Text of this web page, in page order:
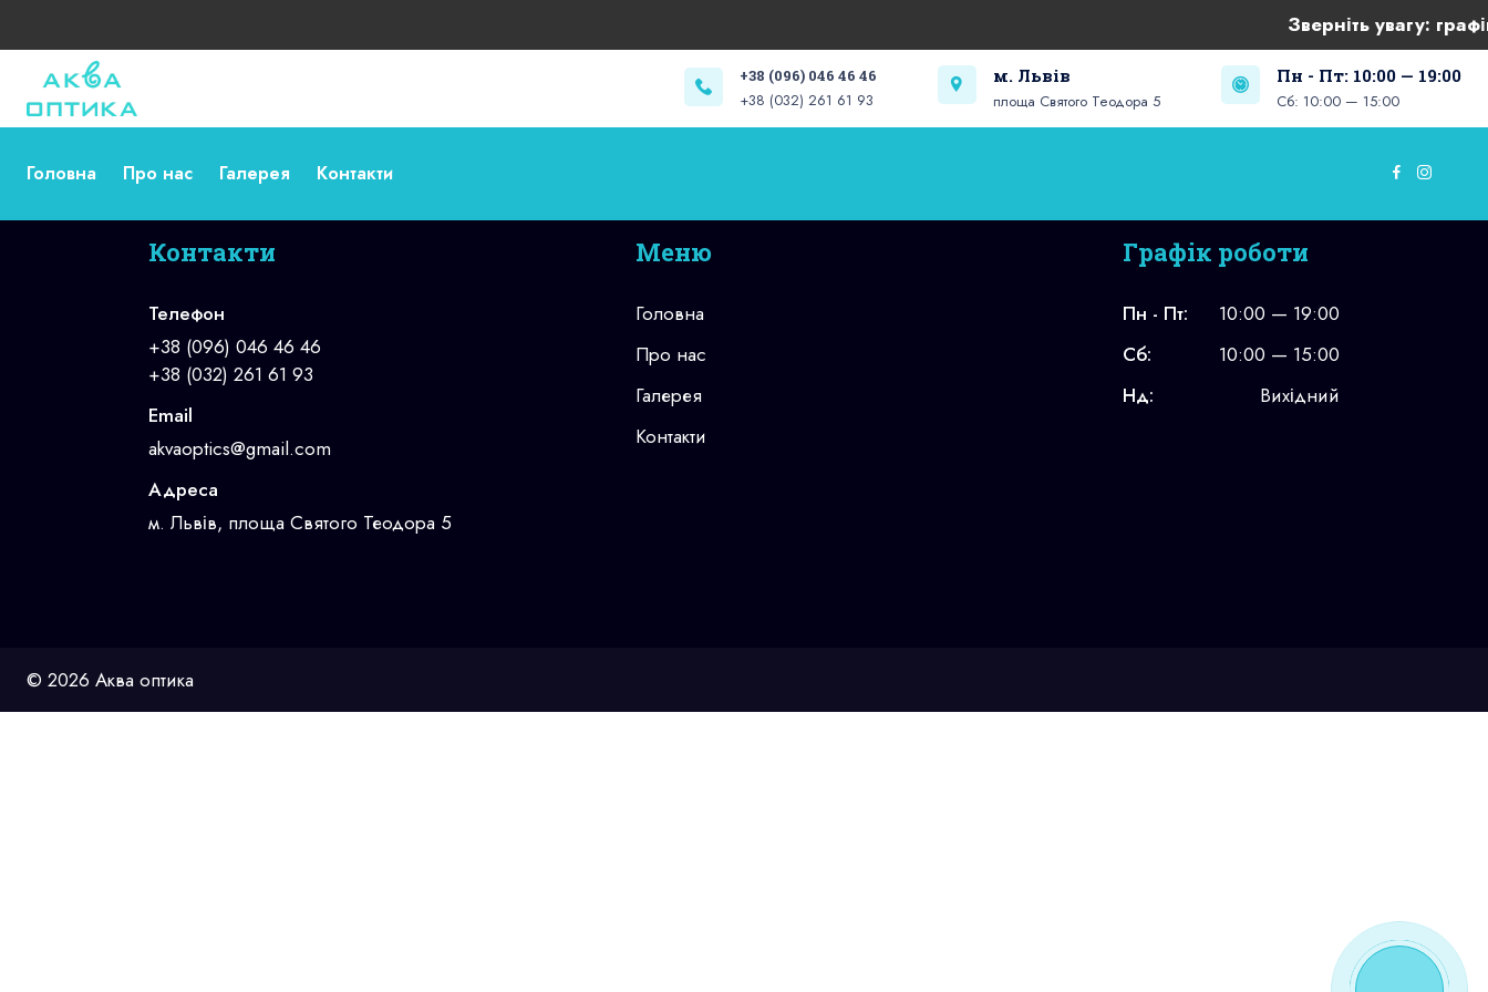
Зверніть увагу:графік
+38 (096) 046 46 46
+38 (032) 261 61 93
м. Львів
площа Святого Теодора 5
Пн - Пт: 10:00 — 19:00
Сб: 10:00 — 15:00
Головна Про нас Галерея Контакти
Контакти
Телефон
+38 (096) 046 46 46
+38 (032) 261 61 93
Email
akvaoptics@gmail.com
Адреса
м. Львів, площа Святого Теодора 5
Меню
Головна
Про нас
Галерея
Контакти
Графік роботи
Пн - Пт:
10:00 — 19:00
Сб:
10:00 — 15:00
Нд:
Вихідний
© 2026 Аква оптика